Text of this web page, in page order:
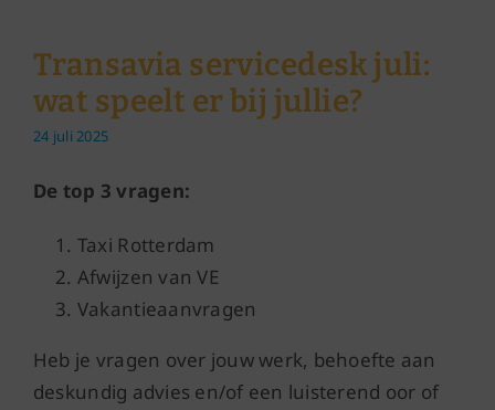
Dossiers
Maatschappijen
Transavia servicedesk juli:
wat speelt er bij jullie?
24 juli 2025
De top 3 vragen:
Taxi Rotterdam
Afwijzen van VE
Vakantieaanvragen
Heb je vragen over jouw werk, behoefte aan
deskundig advies en/of een luisterend oor of